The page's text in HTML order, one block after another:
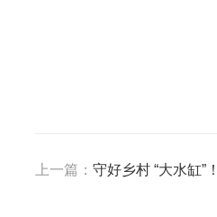
上一篇： 守好乡村 “大水缸”